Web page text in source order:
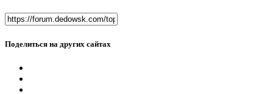
Поделиться на других сайтах